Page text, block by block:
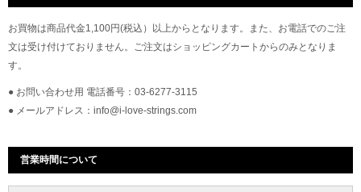
お買物は商品代金1,100円(税込）以上からとなります。また、お電話でのご注
文は受け付けておりません。ご注文はショッピングカートからのみとなりま
す。
● お問い合わせ用 電話番号：03-6277-3115
● メールアドレス：info@i-love-strings.com
営業時間について